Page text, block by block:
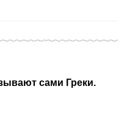
сами Греки.